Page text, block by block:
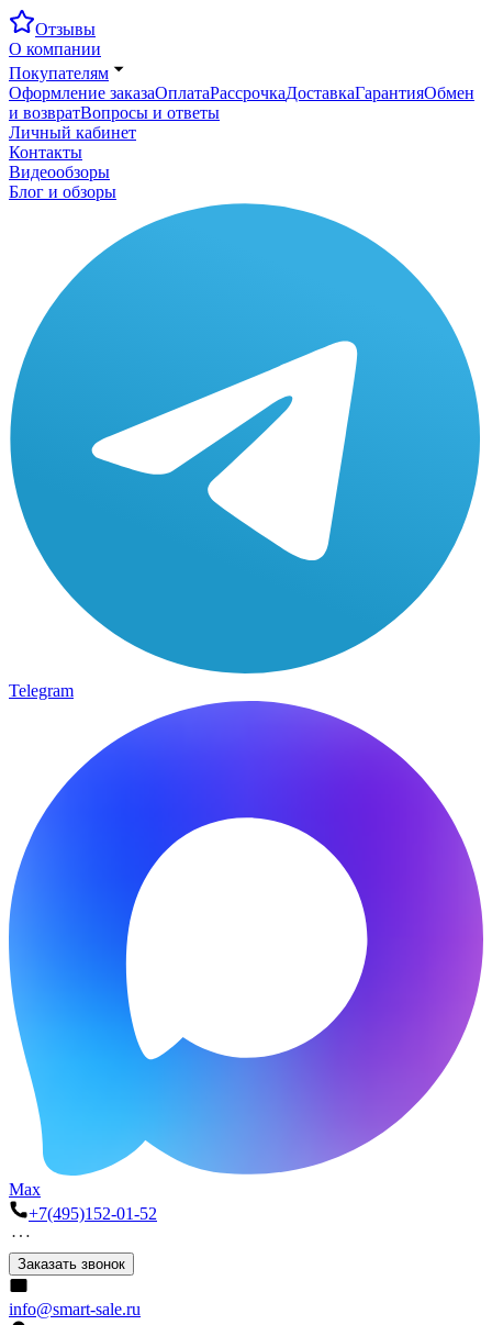
Отзывы
О компании
Покупателям
Оформление заказаОплатаРассрочкаДоставкаГарантияОбмен
и возвратВопросы и ответы
Личный кабинет
Контакты
Видеообзоры
Блог и обзоры
Telegram
Max
+7(495)152-01-52
Заказать звонок
info@smart-sale.ru